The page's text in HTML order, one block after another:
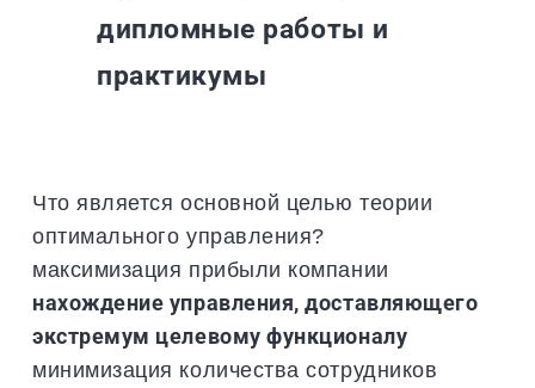
дипломные работы и
практикумы
Что является основной целью теории
оптимального управления?
максимизация прибыли компании
нахождение управления, доставляющего
экстремум целевому функционалу
минимизация количества сотрудников